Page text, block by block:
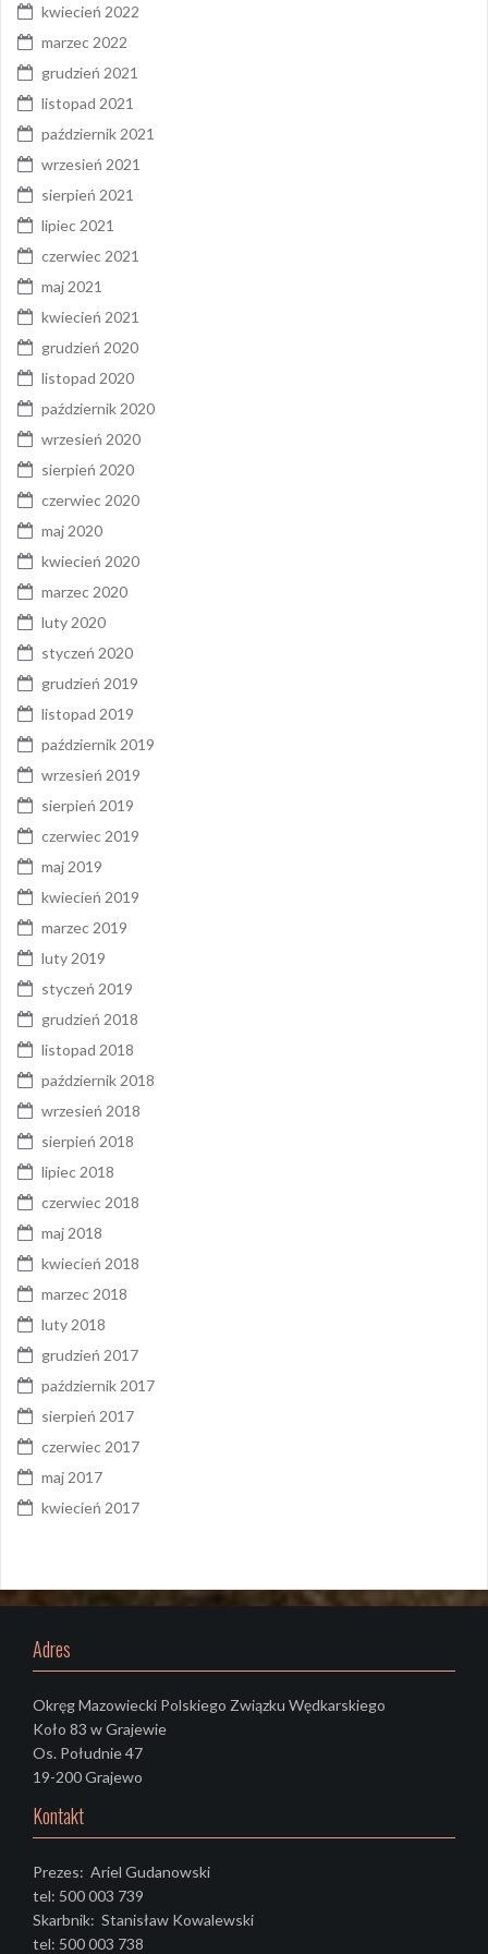
kwiecień 2022
marzec 2022
grudzień 2021
listopad 2021
październik 2021
wrzesień 2021
sierpień 2021
lipiec 2021
czerwiec 2021
maj 2021
kwiecień 2021
grudzień 2020
listopad 2020
październik 2020
wrzesień 2020
sierpień 2020
czerwiec 2020
maj 2020
kwiecień 2020
marzec 2020
luty 2020
styczeń 2020
grudzień 2019
listopad 2019
październik 2019
wrzesień 2019
sierpień 2019
czerwiec 2019
maj 2019
kwiecień 2019
marzec 2019
luty 2019
styczeń 2019
grudzień 2018
listopad 2018
październik 2018
wrzesień 2018
sierpień 2018
lipiec 2018
czerwiec 2018
maj 2018
kwiecień 2018
marzec 2018
luty 2018
grudzień 2017
październik 2017
sierpień 2017
czerwiec 2017
maj 2017
kwiecień 2017
Adres
Okręg Mazowiecki Polskiego Związku Wędkarskiego
Koło 83 w Grajewie
Os. Południe 47
19-200 Grajewo
Kontakt
Prezes: Ariel Gudanowski
tel: 500 003 739
Skarbnik: Stanisław Kowalewski
tel: 500 003 738